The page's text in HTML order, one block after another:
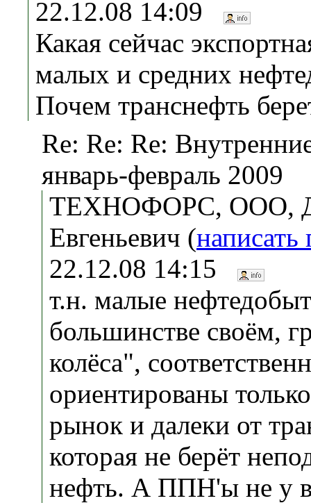
22.12.08 14:09
Какая сейчас
малых и средних
Почем транснефть
Re: Re: Re:
январь-февраль 2009
ТЕХНОФОРС, ООО,
Евгеньевич (написать
22.12.08 14:15
т.н. малые
большинстве своём,
колёса",
ориентированы
рынок и далеки от
которая не берёт
нефть. А ППН'ы не у